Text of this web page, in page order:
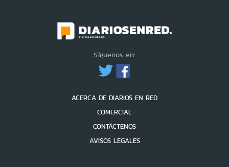
Síguenos en:
ACERCA DE DIARIOS EN RED
COMERCIAL
CONTÁCTENOS
AVISOS LEGALES